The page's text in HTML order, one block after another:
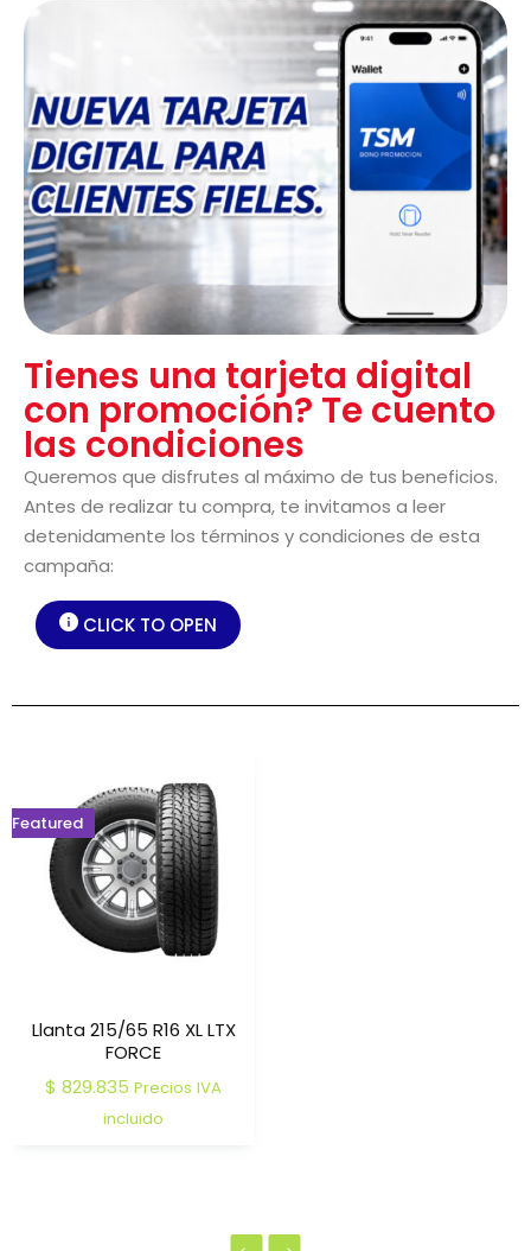
Tienes una tarjeta digital
con promoción? Te cuento
las condiciones
Queremos que disfrutes al máximo de tus beneficios.
Antes de realizar tu compra, te invitamos a leer
detenidamente los términos y condiciones de esta
campaña:
CLICK TO OPEN
Featured
Llanta 215/65 R16 XL LTX
FORCE
$ 829.835 Precios IVA
incluido